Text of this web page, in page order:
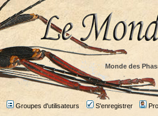
Monde des
Groupes d'utilisateurs S'enregistrer